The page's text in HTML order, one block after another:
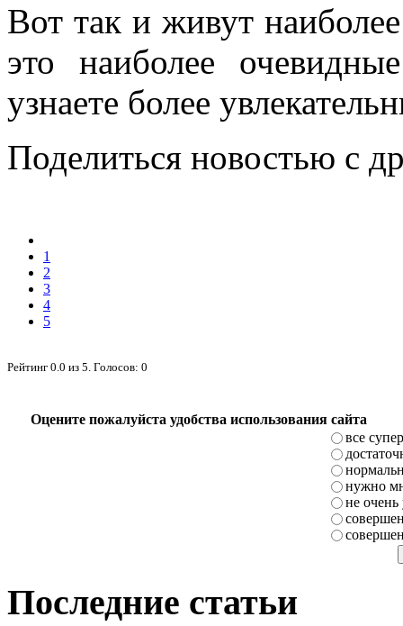
Вот так и живут
это наиболее
узнаете более
Поделиться новостью с
1
2
3
4
5
Рейтинг 0.0 из 5 . Голосов: 0
Оцените пожалуйста удобства использования сайта
все супер
нужно
не очень
Последние статьи